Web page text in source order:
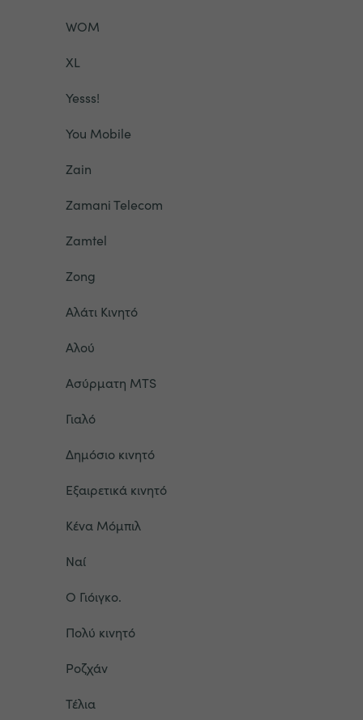
WOM
XL
Yesss!
You Mobile
Zain
Zamani Telecom
Zamtel
Zong
Αλάτι Κινητό
Αλού
Ασύρματη MTS
Γιαλό
Δημόσιο κινητό
Εξαιρετικά κινητό
Κένα Μόμπιλ
Ναί
Ο Γιόιγκο.
Πολύ κινητό
Ροζχάν
Τέλια